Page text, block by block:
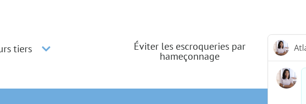
tiers Éviter les escroqueries par
hameçonnage